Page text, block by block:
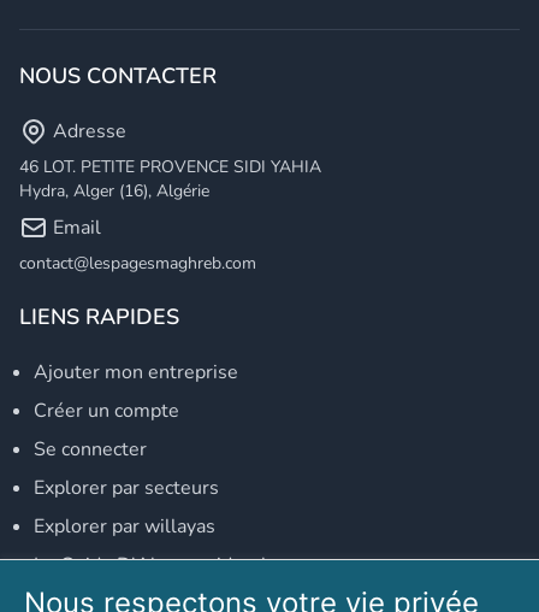
NOUS CONTACTER
Adresse
46 LOT. PETITE PROVENCE SIDI YAHIA
Hydra, Alger (16), Algérie
Email
contact@lespagesmaghreb.com
LIENS RAPIDES
Ajouter mon entreprise
Créer un compte
Se connecter
Explorer par secteurs
Explorer par willayas
Le Guide D'Alger, guide-alger.com
NOS RÉSEAUX SOCIAUX
Nous respectons votre vie privée